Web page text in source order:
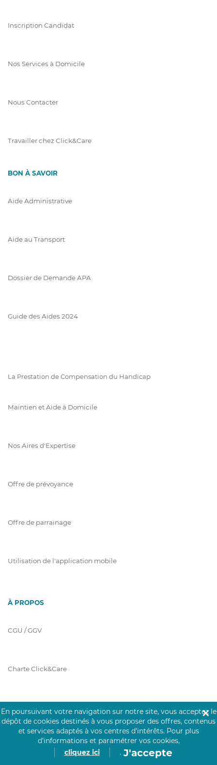
Inscription Candidat
Nos Services à Domicile
Nous Contacter
Travailler chez Click&Care
BON À SAVOIR
Aide Administrative
Aide au Transport
Dossier de Demande APA
Guide des Aides 2024
La Prestation de Compensation du Handicap
Maintien et Aide à Domicile
Nos Aires d'Expertise
Offre de prévoyance
Offre de parrainage
Utilisation de l'application mobile
À PROPOS
CGU / GGV
Charte Click&Care
Code de Déontologie
Mentions Légales
En poursuivant votre navigation sur notre site, vous acceptez le
dépôt de cookies destinés à vous proposer des offres, contenus
et services adaptés à vos centres d’intérêts. Pour plus
d’informations et paramétrer vos cookies,
cliquez ici
. J'accepte
✕